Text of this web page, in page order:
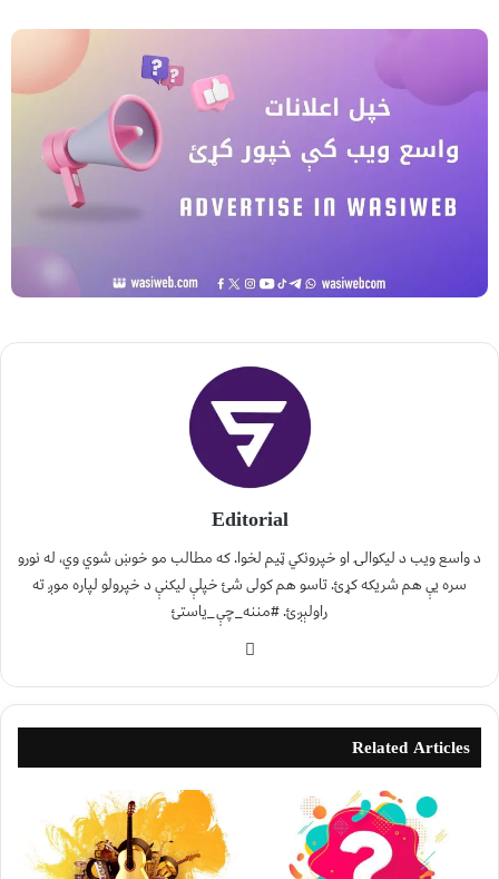
Editorial
د واسع ویب د لیکوالۍ او خپرونکي ټیم لخوا. که مطالب مو خوښ شوي وي، له نورو
سره یې هم شریکه کړئ. تاسو هم کولی شئ خپلې لیکنې د خپرولو لپاره موږ ته
راولېږئ. #مننه_چې_یاستئ
Related Articles